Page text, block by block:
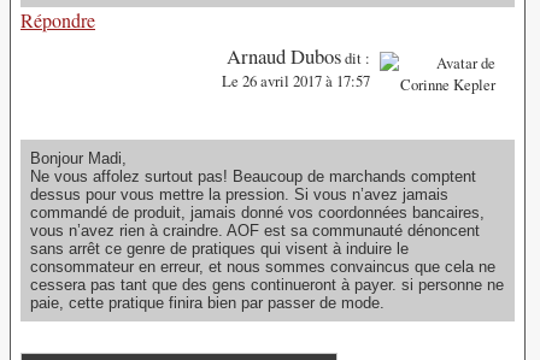
Répondre
Arnaud Dubosdit :
Le 26 avril 2017 à 17:57
Bonjour Madi,
Ne vous affolez surtout pas! Beaucoup de marchands comptent
dessus pour vous mettre la pression. Si vous n’avez jamais
commandé de produit, jamais donné vos coordonnées bancaires,
vous n’avez rien à craindre. AOF est sa communauté dénoncent
sans arrêt ce genre de pratiques qui visent à induire le
consommateur en erreur, et nous sommes convaincus que cela ne
cessera pas tant que des gens continueront à payer. si personne ne
paie, cette pratique finira bien par passer de mode.